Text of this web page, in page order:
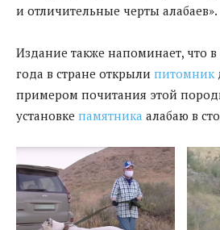
и отличительные черты алабаев».
Издание также напоминает, что
года в стране открыли питомник
примером почитания этой
установке памятника алабаю в